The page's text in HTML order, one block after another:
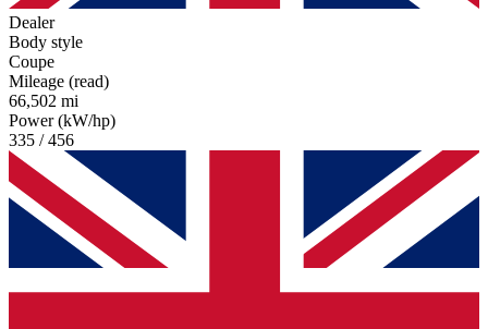
Dealer
Body style
Coupe
Mileage (read)
66,502 mi
Power (kW/hp)
335 / 456